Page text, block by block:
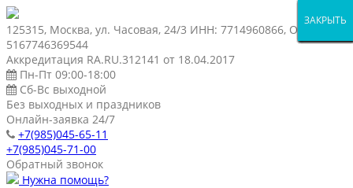
125315, Москва, ул. Часовая, 24/3 ИНН: 7714960866, ОГРН:
5167746369544
Аккредитация RA.RU.312141 от 18.04.2017
Пн-Пт 09:00-18:00
Сб-Вс выходной
Без выходных и праздников
Онлайн-заявка 24/7
+7(985)045-65-11
+7(985)045-71-00
Обратный звонок
Нужна помощь?
ЗАКРЫТЬ
ЗАКРЫТЬ
ЗАКРЫТЬ
ЗАКРЫТЬ
ЗАКРЫТЬ
ЗАКРЫТЬ
ЗАКРЫТЬ
ЗАКРЫТЬ
ЗАКРЫТЬ
ЗАКРЫТЬ
ЗАКРЫТЬ
ЗАКРЫТЬ
ЗАКРЫТЬ
ЗАКРЫТЬ